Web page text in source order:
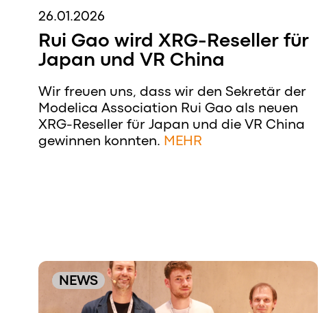
26.01.2026
Rui Gao wird XRG-Reseller für
Japan und VR China
Wir freuen uns, dass wir den Sekretär der
Modelica Association Rui Gao als neuen
XRG-Reseller für Japan und die VR China
gewinnen konnten. MEHR
NEWS